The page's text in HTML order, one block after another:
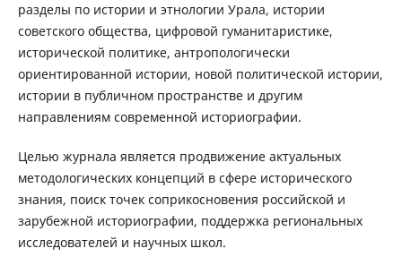
разделы по истории и этнологии Урала, истории
советского общества, цифровой гуманитаристике,
исторической политике, антропологически
ориентированной истории, новой политической истории,
истории в публичном пространстве и другим
направлениям современной историографии.
Целью журнала является продвижение актуальных
методологических концепций в сфере исторического
знания, поиск точек соприкосновения российской и
зарубежной историографии, поддержка региональных
исследователей и научных школ.